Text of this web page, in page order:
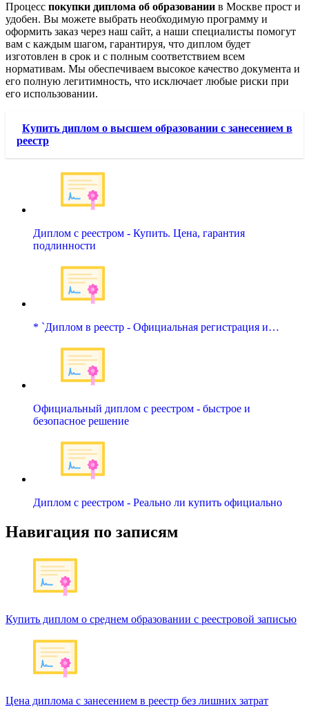
Процесс покупки диплома об образовании в Москве прост и
удобен. Вы можете выбрать необходимую программу и
оформить заказ через наш сайт, а наши специалисты помогут
вам с каждым шагом, гарантируя, что диплом будет
изготовлен в срок и с полным соответствием всем
нормативам. Мы обеспечиваем высокое качество документа и
его полную легитимность, что исключает любые риски при
его использовании.
Купить диплом о высшем образовании с занесением в
реестр
Диплом с реестром - Купить. Цена, гарантия
подлинности
* `Диплом в реестр - Официальная регистрация и…
Официальный диплом с реестром - быстрое и
безопасное решение
Диплом с реестром - Реально ли купить официально
Навигация по записям
Купить диплом о среднем образовании с реестровой записью
Цена диплома с занесением в реестр без лишних затрат